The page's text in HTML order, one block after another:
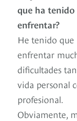
que ha tenido
enfrentar?
He tenido que
enfrentar
dificultades
vida personal
profesional.
Obviamente,